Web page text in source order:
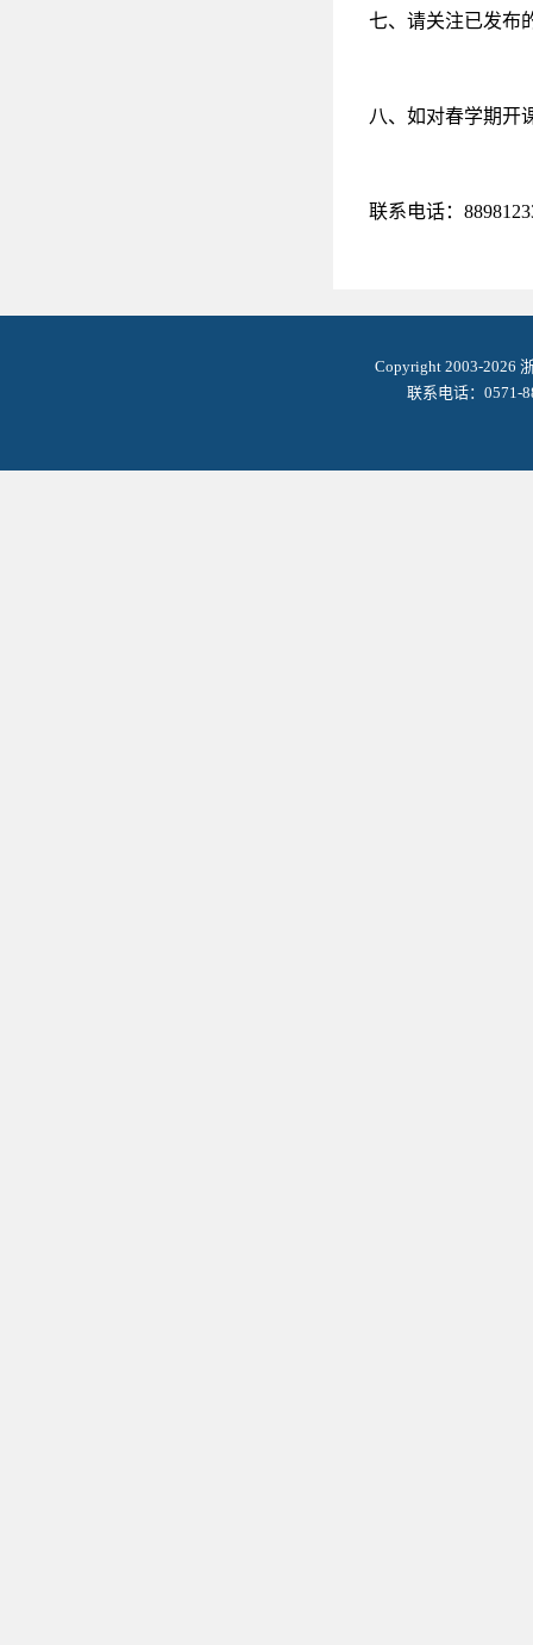
七、请关注已发布
八、如对春学期开
联系电话：
Copyright 2003-2026
联系电话：